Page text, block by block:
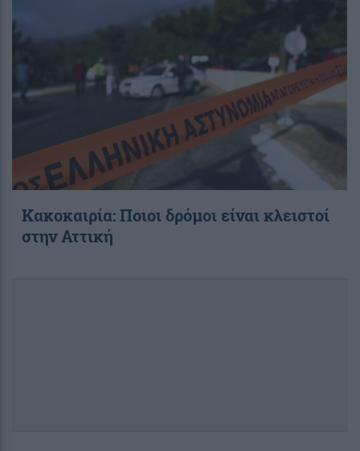
Κακοκαιρία: Ποιοι δρόμοι είναι κλειστοί
στην Αττική